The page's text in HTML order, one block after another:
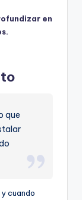
en
que
cuando